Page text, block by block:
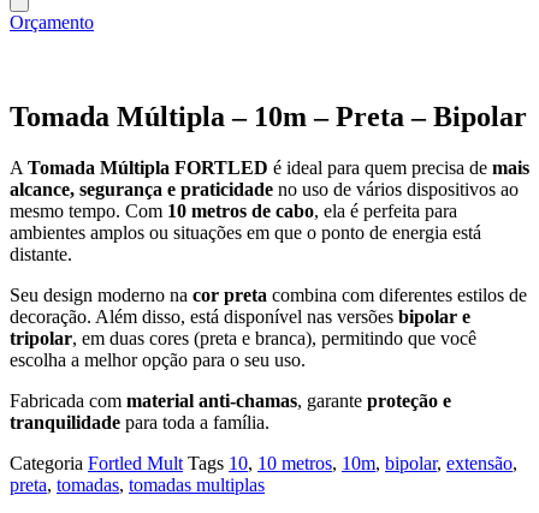
Orçamento
Tomada Múltipla – 10m – Preta – Bipolar
A Tomada Múltipla FORTLED é ideal para quem precisa de mais
alcance, segurança e praticidade no uso de vários dispositivos ao
mesmo tempo. Com 10 metros de cabo, ela é perfeita para
ambientes amplos ou situações em que o ponto de energia está
distante.
Seu design moderno na cor preta combina com diferentes estilos de
decoração. Além disso, está disponível nas versões bipolar e
tripolar, em duas cores (preta e branca), permitindo que você
escolha a melhor opção para o seu uso.
Fabricada com material anti-chamas, garante proteção e
tranquilidade para toda a família.
Categoria Fortled Mult Tags 10, 10 metros, 10m, bipolar, extensão,
preta, tomadas, tomadas multiplas